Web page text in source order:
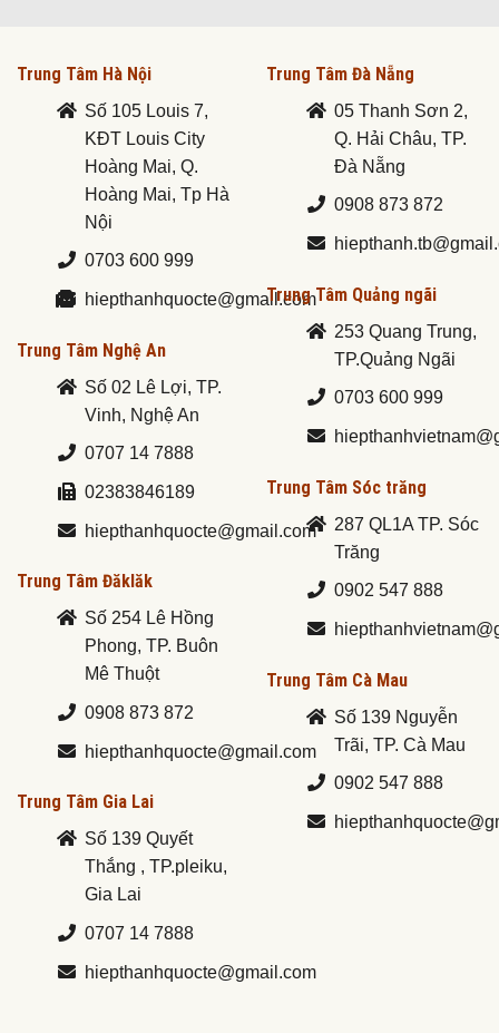
Trung Tâm Hà Nội
Số 105 Louis 7,
KĐT Louis City
Hoàng Mai, Q.
Hoàng Mai, Tp Hà
Nội
0703 600 999
hiepthanhquocte@gmail.com
Trung Tâm Nghệ An
Số 02 Lê Lợi, TP.
Vinh, Nghệ An
0707 14 7888
02383846189
hiepthanhquocte@gmail.com
Trung Tâm Đăklăk
Số 254 Lê Hồng
Phong, TP. Buôn
Mê Thuột
0908 873 872
hiepthanhquocte@gmail.com
Trung Tâm Gia Lai
Số 139 Quyết
Thắng , TP.pleiku,
Gia Lai
0707 14 7888
hiepthanhquocte@gmail.com
Trung Tâm Đà Nẵng
05 Thanh Sơn 2,
Q. Hải Châu, TP.
Đà Nẵng
0908 873 872
Trung Tâm Quảng ngãi
253 Quang Trung,
TP.Quảng Ngãi
0703 600 999
Trung Tâm Sóc trăng
287 QL1A TP. Sóc
Trăng
0902 547 888
Trung Tâm Cà Mau
Số 139 Nguyễn
Trãi, TP. Cà Mau
0902 547 888